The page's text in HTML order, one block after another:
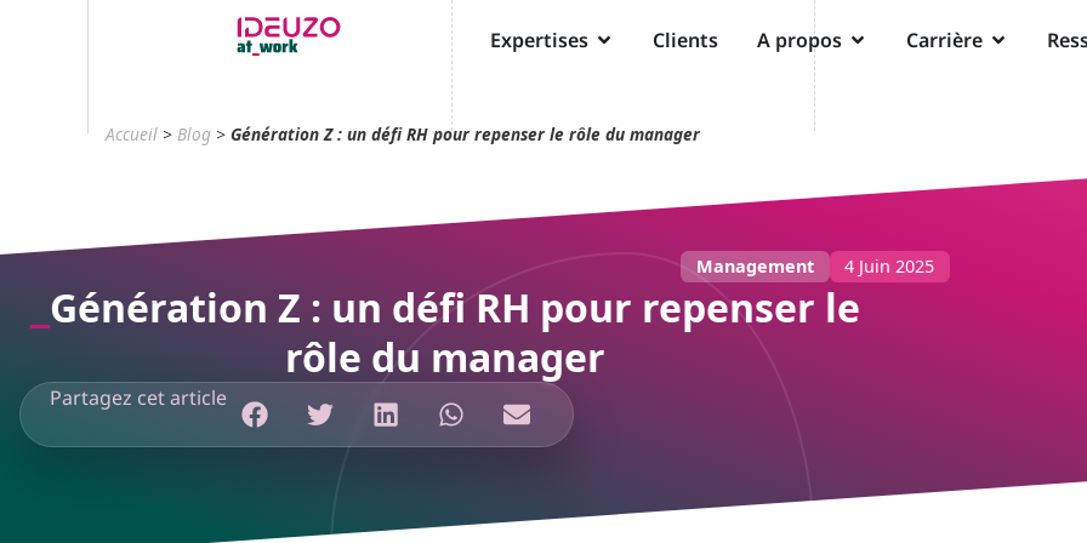
Expertises Clients A propos Carrière
Accueil > Blog >Génération Z : un défi RH pour repenser le rôle du manager
Management 4 Juin 2025
Génération Z : un défi RH pour repenser le
rôle du manager
Partagez cet article